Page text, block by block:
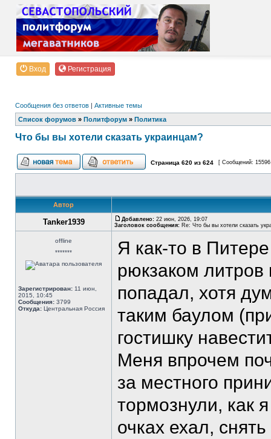
Вход Регистрация
Сообщения без ответов | Активные темы
Список форумов » Политфорум » Политика
Что бы вы хотели сказать украинцам?
Страница 620 из 624 [ Сообщений:
Автор
Tanker1939 Добавлено: 22 июн, 2026, 19:07
Заголовок сообщения: Re: Что бы вы хотели сказать
offline
*******
Зарегистрирован: 11 июн,
2015, 10:45
Сообщения: 3799
Откуда: Центральная Россия
Я как-то в
рюкзаком
попадал, хотя
таким баулом
гостишку
Меня впрочем
за местного
тормознули, как
очках ехал,